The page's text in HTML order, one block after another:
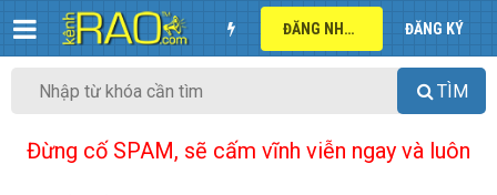
ĐĂNG NHẬP ĐĂNG KÝ
TÌM
Đừng cố SPAM, sẽ cấm vĩnh viễn ngay và luôn